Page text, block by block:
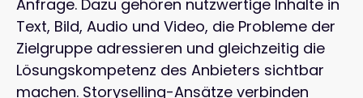
Anfrage. Dazu gehören nutzwertige Inhalte in
Text, Bild, Audio und Video, die Probleme der
Zielgruppe adressieren und gleichzeitig die
Lösungskompetenz des Anbieters sichtbar
machen. Storyselling-Ansätze verbinden